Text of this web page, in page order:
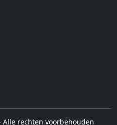
Alle rechten voorbehouden